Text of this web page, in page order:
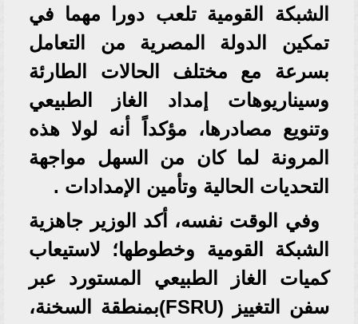
الشبكة القومية تلعب دورا مهما في
تمكين الدولة المصرية من التعامل
بسرعة مع مختلف الحالات الطارئة
وسيناريوهات إمداد الغاز الطبيعي
وتنويع مصادرها، مؤكداً أنه لولا هذه
المرونة لما كان من السهل مواجهة
التحديات الحالية وتأمين الإمدادات .
وفي الوقت نفسه، أكد الوزير جاهزية
الشبكة القومية وخطوطها؛ لاستيعاب
كميات الغاز الطبيعي المستورد عبر
سفن التغييز (FSRU)بمنطقة السخنة،